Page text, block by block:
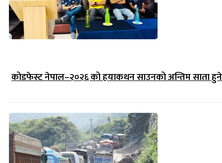
कोडफेस्ट नेपाल–२०२६ को हयाकथन साउनको अन्तिम साता हुने